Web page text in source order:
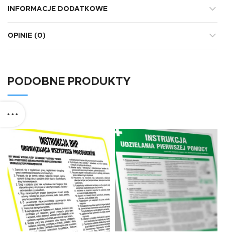
INFORMACJE DODATKOWE
OPINIE (0)
PODOBNE PRODUKTY